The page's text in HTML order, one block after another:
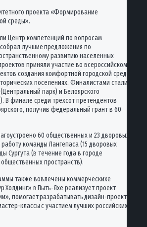
проекта «Формирование
среды».
Центр компетенций по вопросам
лучшие предложения по
развитию населенных
приняли участие во всероссийском
создания комфортной городской среды
поселениях. Финалистами стали
парк) и Белоярского
В финале среди трехсот претендентов
получив федеральный грант в 60
60 общественных и 23 дворовых
команды Лангепаса (15 дворовых
Сургута (в течение года в городе
пространств).
также вовлечены коммерческихе
Холдинг» в Пыть-Яхе реализует проект
помогает разрабатывать дизайн-проекты,
классы с участием лучших российских